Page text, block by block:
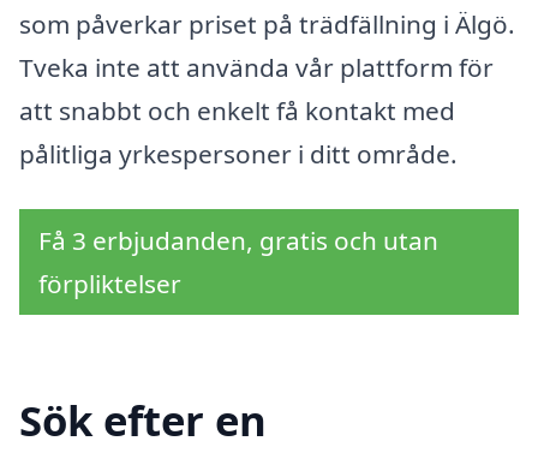
som påverkar priset på trädfällning i Älgö.
Tveka inte att använda vår plattform för
att snabbt och enkelt få kontakt med
pålitliga yrkespersoner i ditt område.
Få 3 erbjudanden, gratis och utan
förpliktelser
Sök efter en